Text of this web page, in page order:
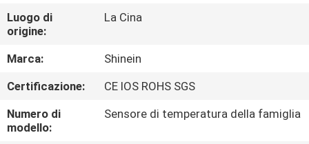
CIRCA
NOI
GIRO
DELLA
FABBRICA
Luogo di
origine:
La Cina
Marca:
Shinein
Certificazione:
CE IOS ROHS SGS
Numero di
modello:
Sensore di temperatura della famiglia